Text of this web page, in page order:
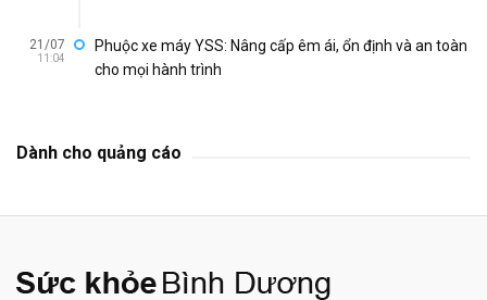
21/07
11:04
Phuộc xe máy YSS: Nâng cấp êm ái, ổn định và an toàn
cho mọi hành trình
Dành cho quảng cáo